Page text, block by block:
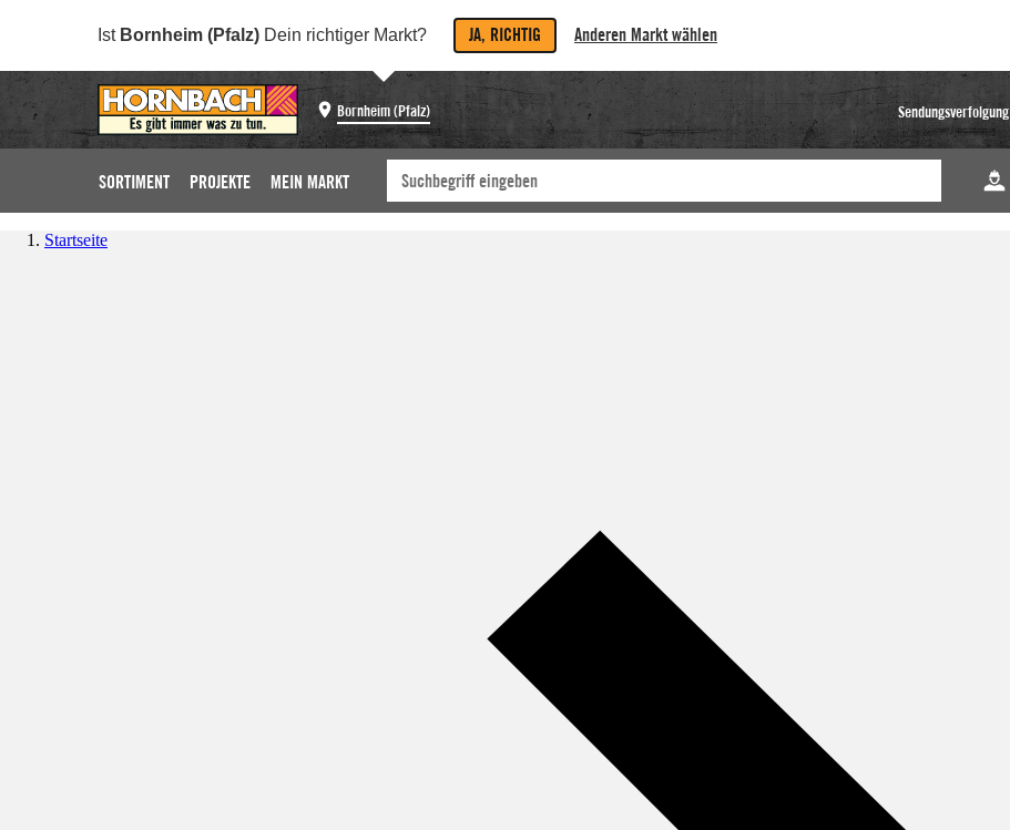
Ist Bornheim (Pfalz) Dein richtiger Markt? JA, RICHTIG Anderen Markt wählen
Bornheim (Pfalz) Sendungsverfolgung
SORTIMENT PROJEKTE MEIN MARKT
Startseite